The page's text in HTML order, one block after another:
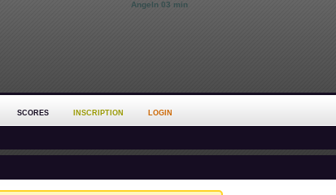
Angeln 03 min
SCORES INSCRIPTION LOGIN